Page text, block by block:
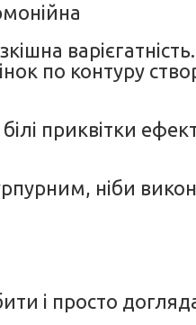
по контуру
приквітки
ніби
і просто